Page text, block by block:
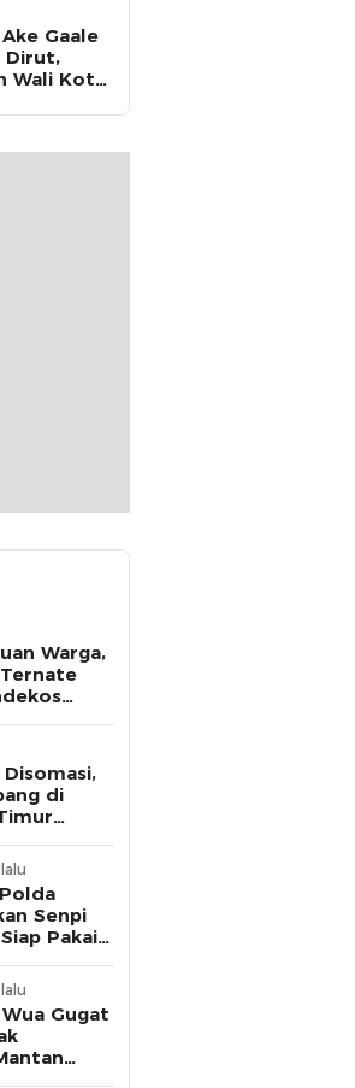
Gaale
Dirut,
Wali Kota
Warga,
di
Senpi
Pakai
Gugat